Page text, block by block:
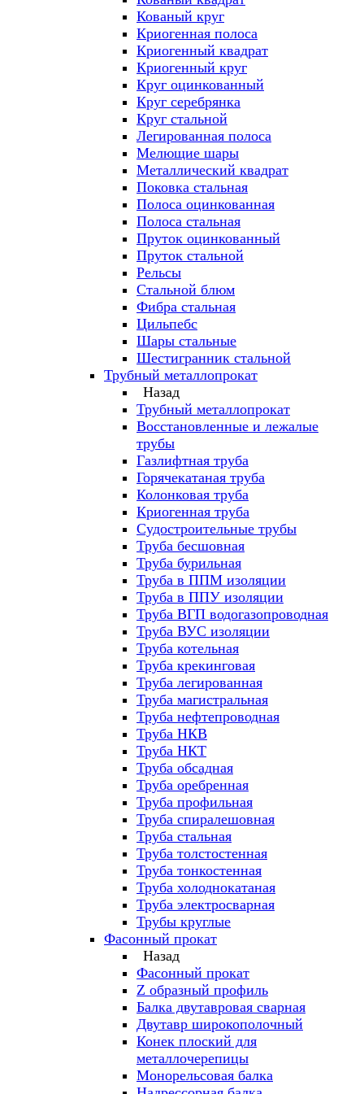
Кованый круг
Криогенная полоса
Криогенный квадрат
Криогенный круг
Круг оцинкованный
Круг серебрянка
Круг стальной
Легированная полоса
Мелющие шары
Металлический квадрат
Поковка стальная
Полоса оцинкованная
Полоса стальная
Пруток оцинкованный
Пруток стальной
Рельсы
Стальной блюм
Фибра стальная
Цильпебс
Шары стальные
Шестигранник стальной
Трубный металлопрокат
Назад
Трубный металлопрокат
Восстановленные и лежалые
трубы
Газлифтная труба
Горячекатаная труба
Колонковая труба
Криогенная труба
Судостроительные трубы
Труба бесшовная
Труба бурильная
Труба в ППМ изоляции
Труба в ППУ изоляции
Труба ВГП водогазопроводная
Труба ВУС изоляции
Труба котельная
Труба крекинговая
Труба легированная
Труба магистральная
Труба нефтепроводная
Труба НКВ
Труба НКТ
Труба обсадная
Труба оребренная
Труба профильная
Труба спиралешовная
Труба стальная
Труба толстостенная
Труба тонкостенная
Труба холоднокатаная
Труба электросварная
Трубы круглые
Фасонный прокат
Назад
Фасонный прокат
Z образный профиль
Балка двутавровая сварная
Двутавр широкополочный
Конек плоский для
металлочерепицы
Монорельсовая балка